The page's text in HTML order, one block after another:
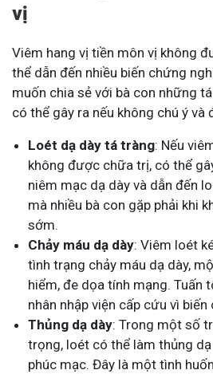
vị
Viêm hang vị tiền môn vị không
thể dẫn đến nhiều biến chứng
muốn chia sẻ với bà con những
có thể gây ra nếu không chú ý và
Loét dạ dày tá tràng: Nếu
không được chữa trị, có thể
niêm mạc dạ dày và dẫn đến
mà nhiều bà con gặp phải khi
sớm.
Chảy máu dạ dày: Viêm loét
tình trạng chảy máu dạ dày,
hiểm, đe dọa tính mạng. Tuấn
nhân nhập viện cấp cứu vì biến
Thủng dạ dày: Trong một số
trọng, loét có thể làm thủng dạ
phúc mạc. Đây là một tình